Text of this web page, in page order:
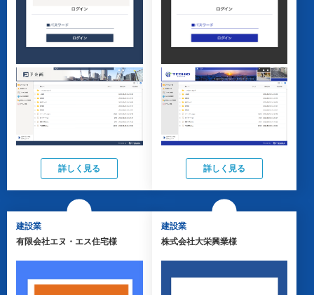
詳しく見る 詳しく見る
建設業
有限会社エヌ・エス住宅様
建設業
株式会社大栄興業様